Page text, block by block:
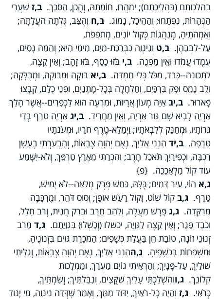
בהלכותם (בַּהֲלִיכָתָם); יְמַהֲרוּ, חוֹמָתָהּ, וְהֻכַן, הַסֹּכֵךְ. ב,ז שַׁעֲרֵי
הַנְּהָרוֹת, נִפְתָּחוּ; וְהַהֵיכָל, נָמוֹג. ב,ח וְהֻצַּב, גֻּלְּתָה הֹעֲלָתָה;
וְאַמְהֹתֶיהָ, מְנַהֲגוֹת כְּקוֹל יוֹנִים, מְתֹפְפֹת,
עַל-לִבְבֵהֶן. ב,ט וְנִינְוֵה כִבְרֵכַת-מַיִם, מִימֵי הִיא; וְהֵמָּה נָסִים,
עִמְדוּ עֲמֹדוּ וְאֵין מַפְנֶה. ב,י בֹּזּוּ כֶסֶף, בֹּזּוּ זָהָב; וְאֵין קֵצֶה,
לַתְּכוּנָה--כָּבֹד, מִכֹּל כְּלִי חֶמְדָּה. ב,יא בּוּקָה וּמְבוּקָה, וּמְבֻלָּקָה;
וְלֵב נָמֵס וּפִק בִּרְכַּיִם, וְחַלְחָלָה בְּכָל-מָתְנַיִם, וּפְנֵי כֻלָּם, קִבְּצוּ
פָארוּר. ב,יב אַיֵּה מְעוֹן אֲרָיוֹת, וּמִרְעֶה הוּא לַכְּפִרִים--אֲשֶׁר הָלַךְ
אַרְיֵה לָבִיא שָׁם גּוּר אַרְיֵה, וְאֵין מַחֲרִיד. ב,יג אַרְיֵה טֹרֵף בְּדֵי
גֹרוֹתָיו, וּמְחַנֵּק לְלִבְאֹתָיו; וַיְמַלֵּא-טֶרֶף חֹרָיו, וּמְעֹנֹתָיו
טְרֵפָה. ב,יד הִנְנִי אֵלַיִךְ, נְאֻם יְהוָה צְבָאוֹת, וְהִבְעַרְתִּי בֶעָשָׁן
רִכְבָּהּ, וּכְפִירַיִךְ תֹּאכַל חָרֶב; וְהִכְרַתִּי מֵאֶרֶץ טַרְפֵּךְ, וְלֹא-יִשָּׁמַע
עוֹד קוֹל מַלְאָכֵכֵה. {פ}
ג,א הוֹי, עִיר דָּמִים; כֻּלָּהּ, כַּחַשׁ פֶּרֶק מְלֵאָה--לֹא יָמִישׁ,
טָרֶף. ג,ב קוֹל שׁוֹט, וְקוֹל רַעַשׁ אוֹפָן; וְסוּס דֹּהֵר, וּמֶרְכָּבָה
מְרַקֵּדָה. ג,ג פָּרָשׁ מַעֲלֶה, וְלַהַב חֶרֶב וּבְרַק חֲנִית, וְרֹב חָלָל,
וְכֹבֶד פָּגֶר; וְאֵין קֵצֶה לַגְּוִיָּה, יכשלו (וְכָשְׁלוּ) בִּגְוִיָּתָם. ג,ד מֵרֹב
זְנוּנֵי זוֹנָה, טוֹבַת חֵן בַּעֲלַת כְּשָׁפִים; הַמֹּכֶרֶת גּוֹיִם בִּזְנוּנֶיהָ,
וּמִשְׁפָּחוֹת בִּכְשָׁפֶיהָ. ג,ההִנְנִי אֵלַיִךְ, נְאֻם יְהוָה צְבָאוֹת, וְגִלֵּיתִי
שׁוּלַיִךְ, עַל-פָּנָיִךְ; וְהַרְאֵיתִי גוֹיִם מַעְרֵךְ, וּמַמְלָכוֹת
קְלוֹנֵךְ. ג,ווְהִשְׁלַכְתִּי עָלַיִךְ שִׁקֻּצִים, וְנִבַּלְתִּיךְ; וְשַׂמְתִּיךְ,
כְּרֹאִי. ג,ז וְהָיָה כָל-רֹאַיִךְ, יִדּוֹד מִמֵּךְ, וְאָמַר שָׁדְּדָה נִינְוֵה, מִי יָנוּד